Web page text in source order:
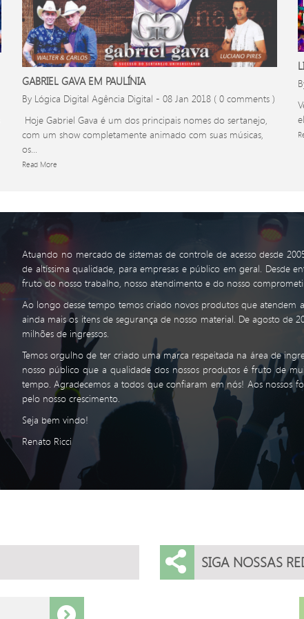
GABRIEL GAVA EM PAULÍNIA
By Lógica Digital Agência Digital - 08 Jan 2018 ( 0 comments )
Hoje Gabriel Gava é um dos principais nomes do sertanejo,
com um show completamente animado com suas músicas,
os...
Read More
Atuando no mercado de sistemas de controle de acesso desde
de altíssima qualidade, para empresas e público em geral. Desde
fruto do nosso trabalho, nosso atendimento e do nosso
Ao longo desse tempo temos criado novos produtos que atendem
ainda mais os itens de segurança de nosso material. De agosto de
milhões de ingressos.
Temos orgulho de ter criado uma marca respeitada na área de
nosso público que a qualidade dos nossos produtos é fruto de
tempo. Agradecemos a todos que confiaram em nós! Aos nossos
pelo nosso crescimento.
Seja bem vindo!
Renato Ricci
SIGA NOSSAS